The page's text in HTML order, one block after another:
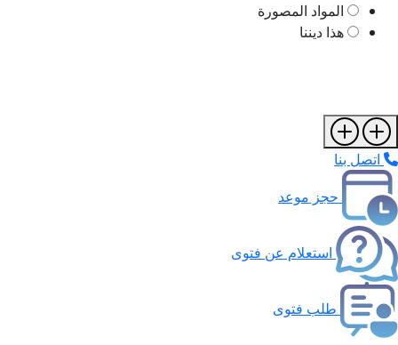
المواد المصورة
هذا ديننا
اتصل بنا
حجز موعد
استعلام عن فتوى
طلب فتوى